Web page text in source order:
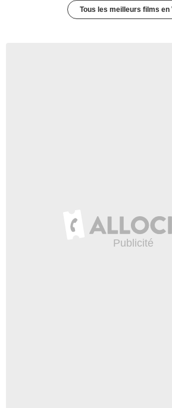
Tous les meilleurs films en